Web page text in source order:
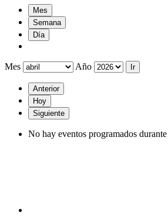
Mes
Semana
Día
Mes Año
Anterior
Hoy
Siguiente
No hay eventos programados durante